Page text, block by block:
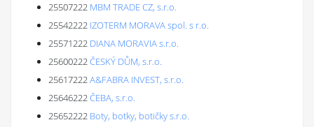
25507222 MBM TRADE CZ, s.r.o.
25542222 IZOTERM MORAVA spol. s r.o.
25571222 DIANA MORAVIA s.r.o.
25600222ČESKÝ DŮM, s.r.o.
25617222A&FABRA INVEST, s.r.o.
25646222ČEBA, s.r.o.
25652222 Boty, botky, botičky s.r.o.